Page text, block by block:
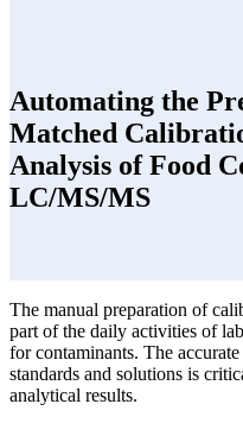
Automating the
Matched
Analysis of Food
LC/MS/MS
The manual preparation of
part of the daily activities of
for contaminants. The
standards and solutions is
analytical results.